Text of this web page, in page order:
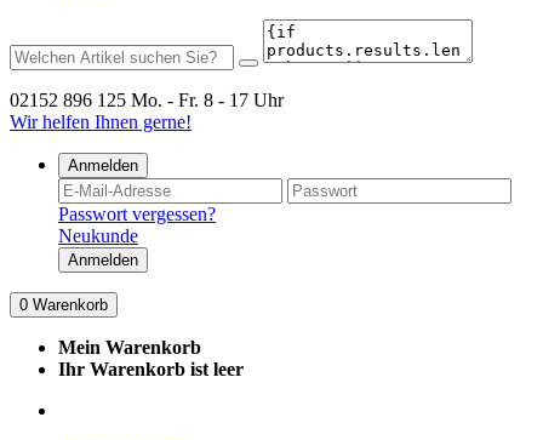
02152 896 125 Mo. - Fr. 8 - 17 Uhr
Wir helfen Ihnen gerne!
Anmelden
Passwort vergessen?
Neukunde
Anmelden
0 Warenkorb
Mein Warenkorb
Ihr Warenkorb ist leer